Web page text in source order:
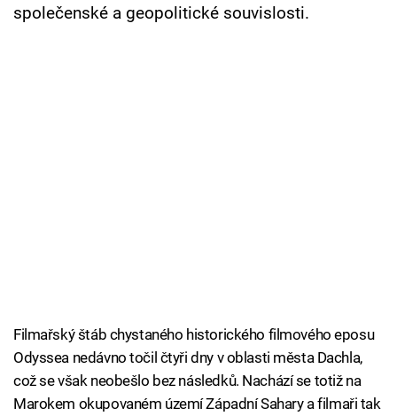
společenské a geopolitické souvislosti.
Filmařský štáb chystaného historického filmového eposu
Odyssea nedávno točil čtyři dny v oblasti města Dachla,
což se však neobešlo bez následků. Nachází se totiž na
Marokem okupovaném území Západní Sahary a filmaři tak